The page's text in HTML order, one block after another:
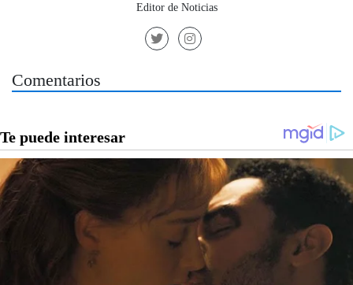
Editor de Noticias
Comentarios